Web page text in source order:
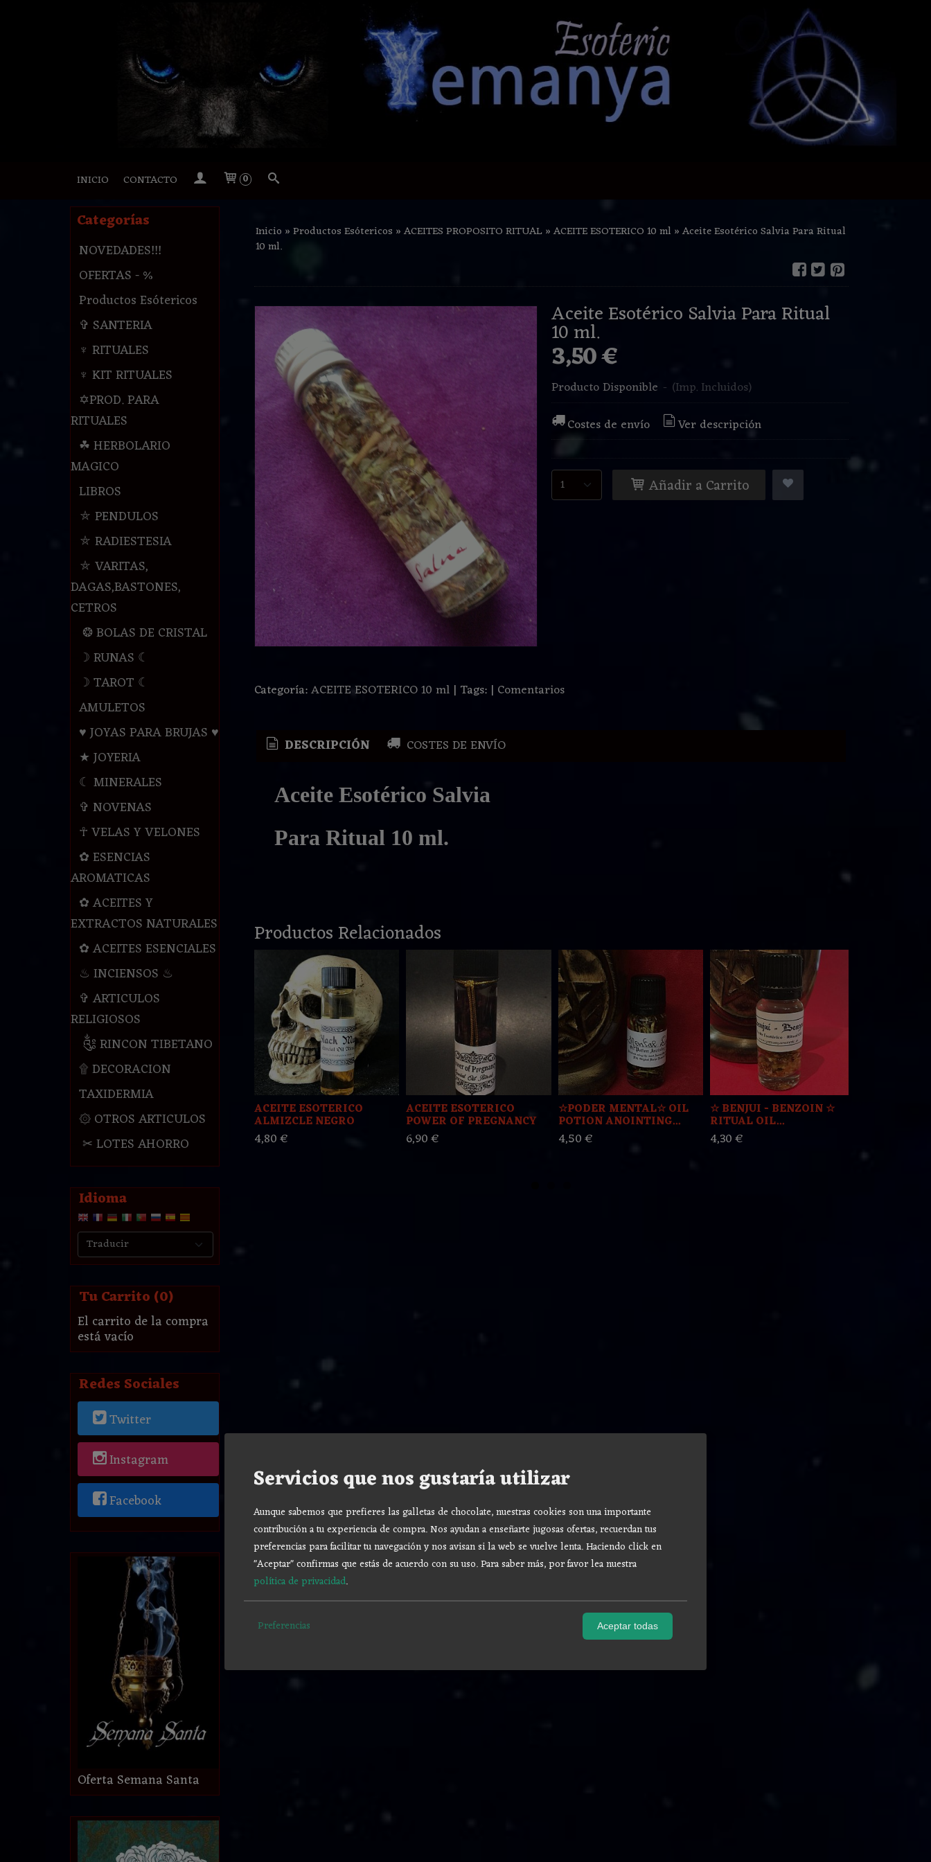
INICIO CONTACTO 0
Categorías
NOVEDADES!!!
OFERTAS - %
Productos Esótericos
✞ SANTERIA
♆ RITUALES
♆ KIT RITUALES
✡PROD. PARA
RITUALES
☘ HERBOLARIO
MAGICO
LIBROS
⛤ PENDULOS
⛤ RADIESTESIA
⛤ VARITAS,
DAGAS,BASTONES,
CETROS
❂ BOLAS DE CRISTAL
☽ RUNAS ☾
☽ TAROT ☾
AMULETOS
♥ JOYAS PARA BRUJAS ♥
★ JOYERIA
☾ MINERALES
✞ NOVENAS
☥ VELAS Y VELONES
✿ ESENCIAS
AROMATICAS
✿ ACEITES Y
EXTRACTOS NATURALES
✿ ACEITES ESENCIALES
♨ INCIENSOS ♨
✞ ARTICULOS
RELIGIOSOS
༃ RINCON TIBETANO
۩ DECORACION
TAXIDERMIA
۞ OTROS ARTICULOS
✂ LOTES AHORRO
Idioma
Tu Carrito (0)
El carrito de la compra
está vacío
Redes Sociales
Twitter
Instagram
Facebook
Oferta Semana Santa
Inicio »Productos Esótericos »ACEITES PROPOSITO RITUAL »ACEITE ESOTERICO 10 ml »Aceite Esotérico Salvia Para Ritual
10 ml.
Aceite Esotérico Salvia Para Ritual
10 ml.
3,50 €
Producto Disponible - (Imp. Incluidos)
Costes de envío
Ver descripción
Añadir a Carrito
Categoría:ACEITE ESOTERICO 10 ml| Tags: | Comentarios
DESCRIPCIÓN COSTES DE ENVÍO
Aceite Esotérico Salvia
Para Ritual 10 ml.
Productos Relacionados
ACEITE ESOTERICO
ALMIZCLE NEGRO
4,80 €
ACEITE ESOTERICO
POWER OF PREGNANCY
6,90 €
☆PODER MENTAL☆ OIL
POTION ANOINTING...
4,50 €
☆ BENJUI - BENZOIN ☆
RITUAL OIL...
4,30 €
Servicios que nos gustaría utilizar
Aunque sabemos que prefieres las galletas de chocolate, nuestras cookies son una importante
contribución a tu experiencia de compra. Nos ayudan a enseñarte jugosas ofertas, recuerdan tus
preferencias para facilitar tu navegación y nos avisan si la web se vuelve lenta. Haciendo click en
"Aceptar" confirmas que estás de acuerdo con su uso.Para saber más, por favor lea nuestra
política de privacidad.
Preferencias Aceptar todas